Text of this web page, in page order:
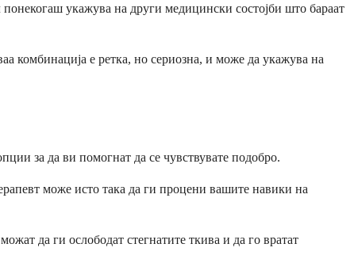
укажува на други медицински состојби што бараат
комбинација е ретка, но сериозна, и може да укажува на
за да ви помогнат да се чувствувате подобро.
може исто така да ги процени вашите навики на
да ги ослободат стегнатите ткива и да го вратат